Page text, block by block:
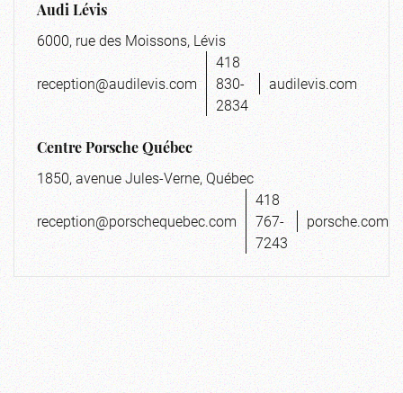
Audi Lévis
6000, rue des Moissons, Lévis
reception@audilevis.com
418
830-
2834
audilevis.com
Centre Porsche Québec
1850, avenue Jules-Verne, Québec
reception@porschequebec.com
418
767-
7243
porsche.com